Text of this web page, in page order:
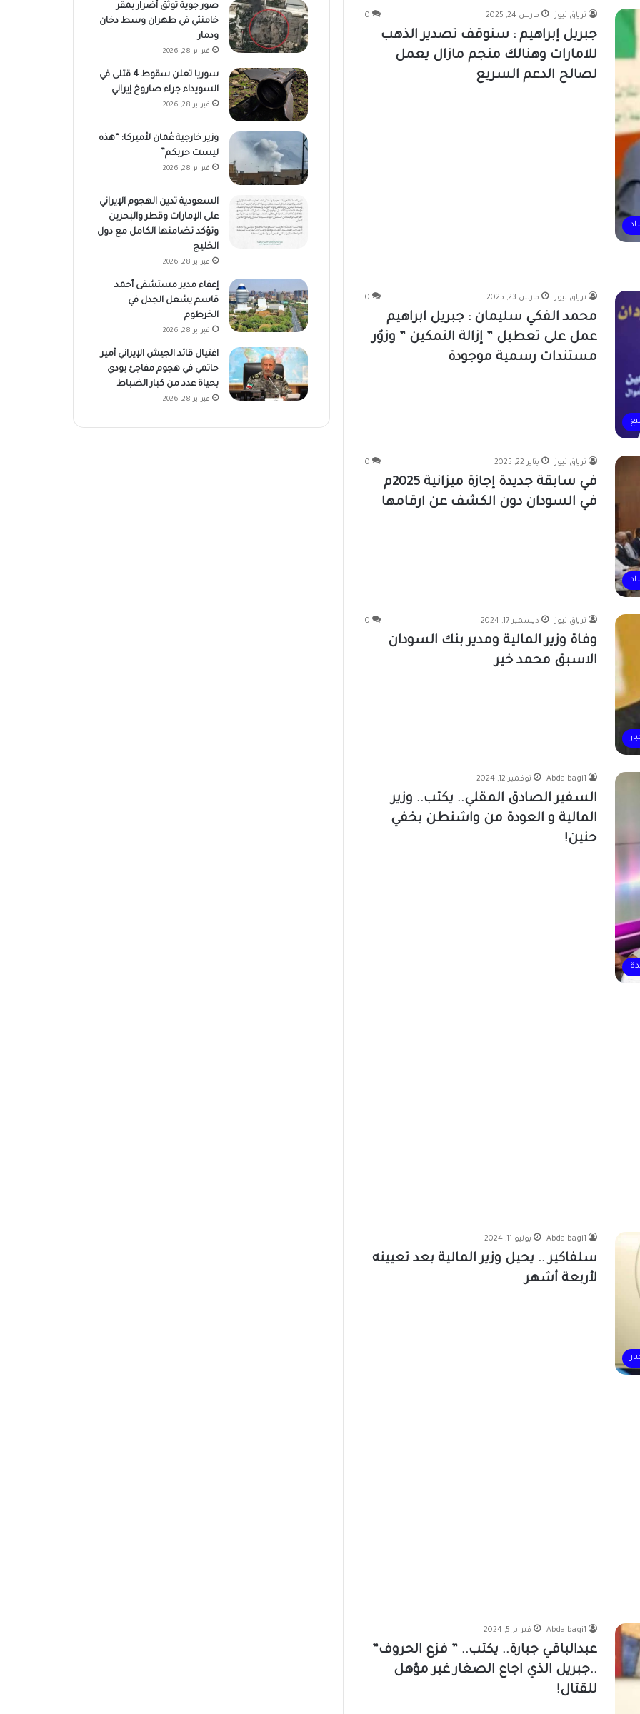
ترياق نيوز مارس 24, 2025 0
جبريل إبراهيم : سنوقف تصدير الذهب
للامارات وهنالك منجم مازال يعمل
لصالح الدعم السريع
ترياق نيوز مارس 23, 2025 0
محمد الفكي سليمان : جبريل ابراهيم
عمل على تعطيل ” إزالة التمكين ” وزوٌر
مستندات رسمية موجودة
ترياق نيوز يناير 22, 2025 0
في سابقة جديدة إجازة ميزانية 2025م
في السودان دون الكشف عن ارقامها
ترياق نيوز ديسمبر 17, 2024 0
وفاة وزير المالية ومدير بنك السودان
الاسبق محمد خير
Abdalbagi1 نوفمبر 12, 2024
السفير الصادق المقلي.. يكتب.. وزير
المالية و العودة من واشنطن بخفي
حنين!
Abdalbagi1 يوليو 11, 2024
سلفاكير .. يحيل وزير المالية بعد تعيينه
لأربعة أشهر
Abdalbagi1 فبراير 5, 2024
عبدالباقي جبارة.. يكتب.. ” فزع الحروف”
..جبريل الذي اجاع الصغار غير مؤهل
للقتال!
صور جوية توثق أضرار بمقر
خامنئي في طهران وسط دخان
ودمار
فبراير 28, 2026
سوريا تعلن سقوط 4 قتلى في
السويداء جراء صاروخ إيراني
فبراير 28, 2026
وزير خارجية عُمان لأميركا: “هذه
ليست حربكم”
فبراير 28, 2026
السعودية تدين الهجوم الإيراني
على الإمارات وقطر والبحرين
وتؤكد تضامنها الكامل مع دول
الخليج
فبراير 28, 2026
إعفاء مدير مستشفى أحمد
قاسم يشعل الجدل في
الخرطوم
فبراير 28, 2026
اغتيال قائد الجيش الإيراني أمير
حاتمي في هجوم مفاجئ يودي
بحياة عدد من كبار الضباط
فبراير 28, 2026